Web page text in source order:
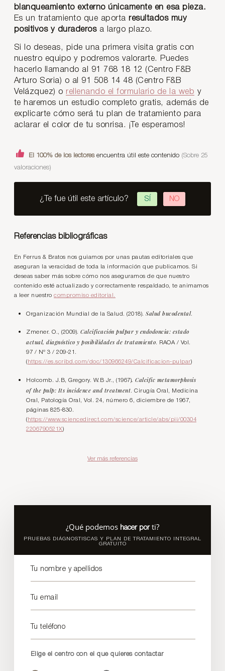
blanqueamiento externo únicamente en esa pieza.
Es un tratamiento que aportaresultados muy
positivos y duraderosa largo plazo.
Si lo deseas, pide una primera visita gratis con
nuestro equipo y podremos valorarte. Puedes
hacerlo llamando al 91 768 18 12 (Centro F&B
Arturo Soria) o al 91 508 14 48 (Centro F&B
Velázquez) o rellenando el formulario de la web y
te haremos un estudio completo gratis, además de
explicarte cómo será tu plan de tratamiento para
aclarar el color de tu sonrisa. ¡Te esperamos!
El 100% de los lectoresencuentra útil este contenido (Sobre 25
valoraciones)
¿Te fue útil este artículo? SÍ NO
Referencias bibliográficas
En Ferrus & Bratos nos guiamos por unas pautas editoriales que
aseguran la veracidad de toda la información que publicamos. Si
deseas saber más sobre cómo nos aseguramos de que nuestro
contenido esté actualizado y correctamente respaldado, te animamos
a leer nuestrocompromiso editorial.
Organización Mundial de la Salud. (2018).Salud bucodental.
Zmener. O., (2009).Calcificación pulpar y endodoncia: estado
actual, diagnóstico y posibilidades de tratamiento. RAOA / Vol.
97 / Nº 3 / 209-21.
( https://es.scribd.com/doc/130966249/Calcificacion-pulpar)
Holcomb. J.B, Gregory. W.B Jr., (1967). Calcific metamorphosis
of the pulp: Its incidence and treatment. Cirugía Oral, Medicina
Oral, Patología Oral, Vol. 24, número 6, diciembre de 1967,
páginas 825-830.
( https://www.sciencedirect.com/science/article/abs/pii/00304
2206790521X)
Ver más referencias
¿Qué podemos hacer porti?
PRUEBAS DIÁGNOSTISCAS Y PLAN DE TRATAMIENTO INTEGRAL
GRATUITO
Tu nombre y apellidos
Tu email
Tu teléfono
Elige el centro con el que quieres contactar